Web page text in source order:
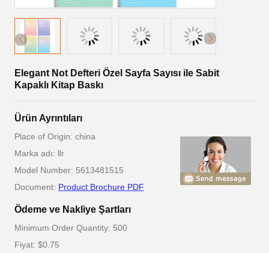
Elegant Not Defteri Özel Sayfa Sayısı ile Sabit
Kapaklı Kitap Baskı
Ürün Ayrıntıları
Place of Origin: china
Marka adı: llr
Model Number: 5613481515
Document: Product Brochure PDF
Ödeme ve Nakliye Şartları
Minimum Order Quantity: 500
Fiyat: $0.75